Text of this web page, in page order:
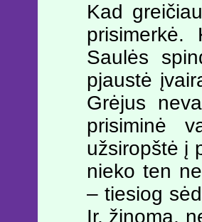
Kad
Saulės
pjaustė
Grėjus
prisiminė
užsiropštė į
nieko ten
– tiesiog
Ir, žinoma,